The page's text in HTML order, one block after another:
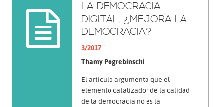
LA DEMOCRACIA
DIGITAL, ¿MEJORA LA
DEMOCRACIA?
3/2017
Thamy Pogrebinschi
El artículo argumenta que el
elemento catalizador de la calidad
de la democracia no es la